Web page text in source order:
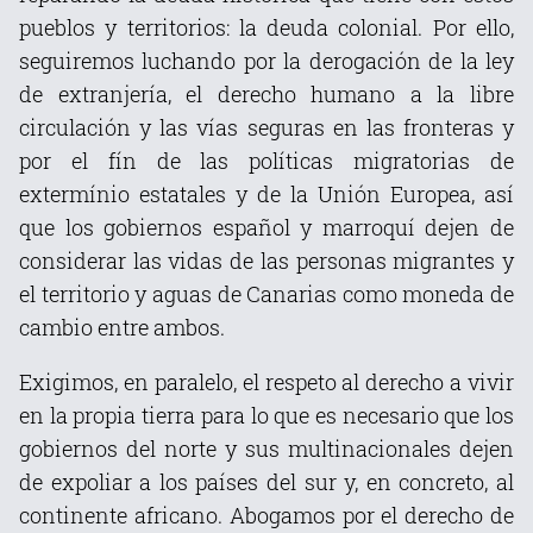
pueblos y territorios: la deuda colonial. Por ello,
seguiremos luchando por la derogación de la ley
de extranjería, el derecho humano a la libre
circulación y las vías seguras en las fronteras y
por el fín de las políticas migratorias de
extermínio estatales y de la Unión Europea, así
que los gobiernos español y marroquí dejen de
considerar las vidas de las personas migrantes y
el territorio y aguas de Canarias como moneda de
cambio entre ambos.
Exigimos, en paralelo, el respeto al derecho a vivir
en la propia tierra para lo que es necesario que los
gobiernos del norte y sus multinacionales dejen
de expoliar a los países del sur y, en concreto, al
continente africano. Abogamos por el derecho de